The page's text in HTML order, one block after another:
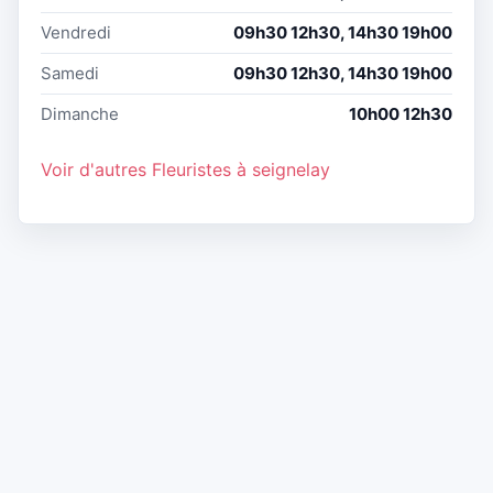
Vendredi
09h30 12h30, 14h30 19h00
Samedi
09h30 12h30, 14h30 19h00
Dimanche
10h00 12h30
Voir d'autres Fleuristes à seignelay